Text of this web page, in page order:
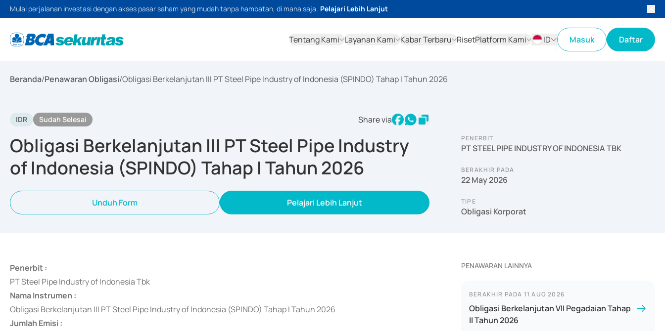
Mulai perjalanan investasi dengan akses pasar saham yang mudah tanpa hambatan, di mana saja. Pelajari Lebih Lanjut
Tentang Kami Layanan Kami Kabar Terbaru RisetPlatform Kami
ID
Masuk Daftar
Beranda/Penawaran Obligasi/Obligasi Berkelanjutan III PT Steel Pipe Industry of Indonesia (SPINDO) Tahap I Tahun 2026
IDR Sudah Selesai Share via
Obligasi Berkelanjutan III PT Steel Pipe Industry
of Indonesia (SPINDO) Tahap I Tahun 2026
Unduh Form Pelajari Lebih Lanjut
PENERBIT
PT STEEL PIPE INDUSTRY OF INDONESIA TBK
BERAKHIR PADA
22 May 2026
TIPE
Obligasi Korporat
Penerbit :
PT Steel Pipe Industry of Indonesia Tbk
Nama Instrumen :
Obligasi Berkelanjutan III PT Steel Pipe Industry of Indonesia (SPINDO) Tahap I Tahun 2026
Jumlah Emisi :
PENAWARAN LAINNYA
BERAKHIR PADA 11 AUG 2026
Obligasi Berkelanjutan VII Pegadaian Tahap
II Tahun 2026